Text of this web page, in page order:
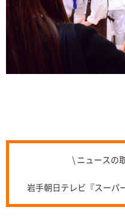
\ ニュースの
岩手朝日テレビ『スーパ